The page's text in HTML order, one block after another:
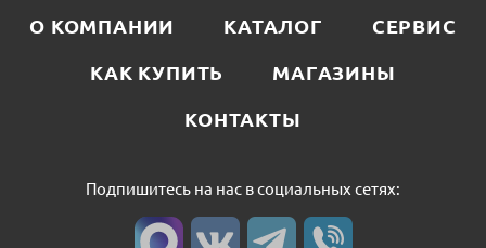
О КОМПАНИИ КАТАЛОГ
СЕРВИС
КАК КУПИТЬ
МАГАЗИНЫ
КОНТАКТЫ
Подпишитесь на нас в социальных сетях: